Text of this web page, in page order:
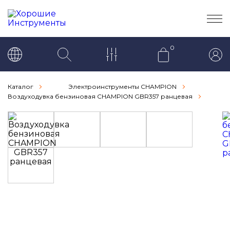
0
Каталог
Электроинструменты CHAMPION
Воздуходувка бензиновая CHAMPION GBR357 ранцевая